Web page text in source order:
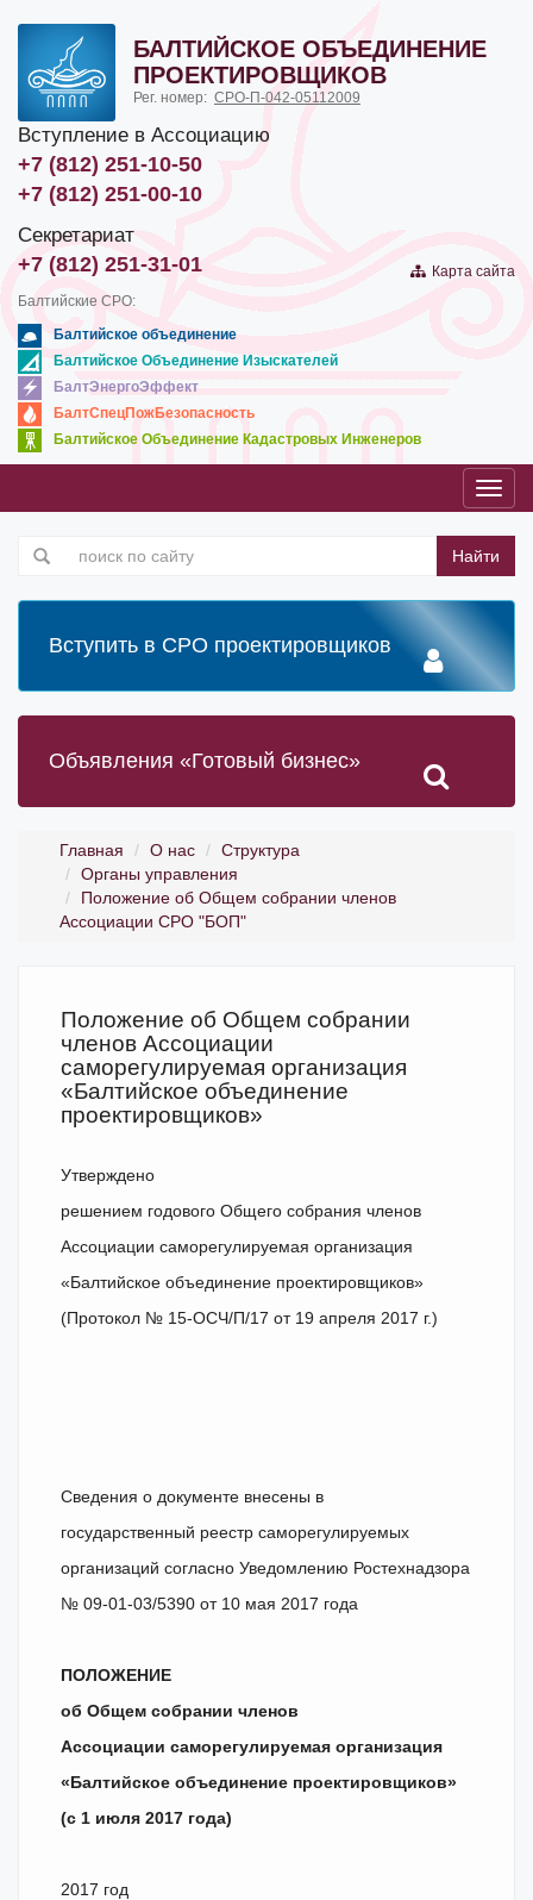
БАЛТИЙСКОЕ ОБЪЕДИНЕНИЕ
ПРОЕКТИРОВЩИКОВ
Рег. номер: СРО-П-042-05112009
Вступление в Ассоциацию
+7 (812) 251-10-50
+7 (812) 251-00-10
Секретариат
+7 (812) 251-31-01
Карта сайта
Балтийские СРО:
Балтийское объединение
Балтийское Объединение Изыскателей
БалтЭнергоЭффект
БалтСпецПожБезопасность
Балтийское Объединение Кадастровых Инженеров
Найти
Вступить в СРО проектировщиков
Объявления «Готовый бизнес»
Главная О нас
Структура
Органы управления
Положение об Общем собрании членов
Ассоциации СРО "БОП"
Положение об Общем собрании
членов Ассоциации
саморегулируемая организация
«Балтийское объединение
проектировщиков»
Утверждено
решением годового Общего собрания членов
Ассоциации саморегулируемая организация
«Балтийское объединение проектировщиков»
(Протокол № 15-ОСЧ/П/17 от 19 апреля 2017 г.)
Сведения о документе внесены в
государственный реестр саморегулируемых
организаций согласно Уведомлению Ростехнадзора
№ 09-01-03/5390 от 10 мая 2017 года
ПОЛОЖЕНИЕ
об Общем собрании членов
Ассоциации саморегулируемая организация
«Балтийское объединение проектировщиков»
(с 1 июля 2017 года)
2017 год